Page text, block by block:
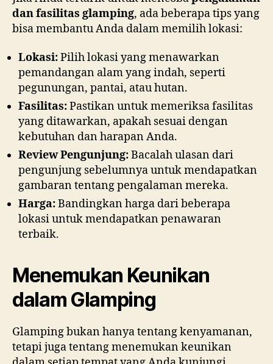
dan fasilitas glamping, ada beberapa tips yang
bisa membantu Anda dalam memilih lokasi:
Lokasi:Pilih lokasi yang menawarkan
pemandangan alam yang indah, seperti
pegunungan, pantai, atau hutan.
Fasilitas:Pastikan untuk memeriksa fasilitas
yang ditawarkan, apakah sesuai dengan
kebutuhan dan harapan Anda.
Review Pengunjung:Bacalah ulasan dari
pengunjung sebelumnya untuk mendapatkan
gambaran tentang pengalaman mereka.
Harga:Bandingkan harga dari beberapa
lokasi untuk mendapatkan penawaran
terbaik.
Menemukan Keunikan
dalam Glamping
Glamping bukan hanya tentang kenyamanan,
tetapi juga tentang menemukan keunikan